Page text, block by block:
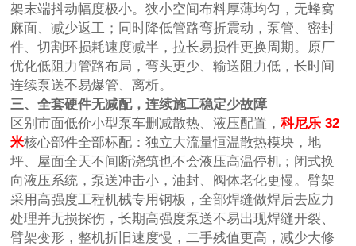
架末端抖动幅度极小。狭小空间布料厚薄均匀，无蜂窝
麻面、减少返工；同时降低管路弯折震动，泵管、密封
件、切割环损耗速度减半，拉长易损件更换周期。原厂
优化低阻力管路布局，弯头更少、输送阻力低，长时间
连续泵送不易爆管、离析。
三、全套硬件无减配，连续施工稳定少故障
区别市面低价小型泵车删减散热、液压配置，科尼乐 32
米核心部件全部标配：独立大流量恒温散热模块，地
坪、屋面全天不间断浇筑也不会液压高温停机；闭式换
向液压系统，泵送冲击小，油封、阀体老化更慢。臂架
采用高强度工程机械专用钢板，全部焊缝做焊后去应力
处理并无损探伤，长期高强度泵送不易出现焊缝开裂、
臂架变形，整机折旧速度慢，二手残值更高，减少大修